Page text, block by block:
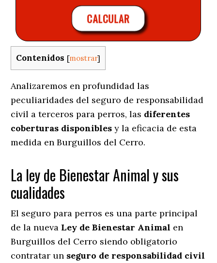
CALCULAR
Contenidos [mostrar]
Analizaremos en profundidad las
peculiaridades del seguro de responsabilidad
civil a terceros para perros, las diferentes
coberturas disponibles y la eficacia de esta
medida en Burguillos del Cerro.
La ley de Bienestar Animal y sus
cualidades
El seguro para perros es una parte principal
de la nueva Ley de Bienestar Animal en
Burguillos del Cerro siendo obligatorio
contratar un seguro de responsabilidad civil